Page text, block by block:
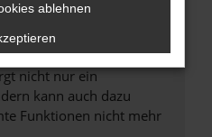
Browser und dein
neuesten Stand
nicht nur ein
kann auch dazu
Funktionen nicht mehr
ablehnen